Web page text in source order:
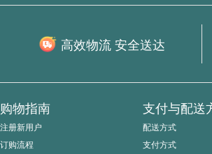
高效物流 安全送达
购物指南
注册新用户
订购流程
支付与配送
配送方式
支付方式